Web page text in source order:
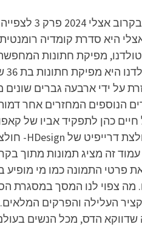
ישירה, בקרוב אצלי היא סדרת
הנוספים המחזרים אחר
כהן לתפקיד אביו של
עמוד זה מציג תמונות
את פרטי התמונה כמו מי
העלילה והפרקים
הדס, מכל הנשים